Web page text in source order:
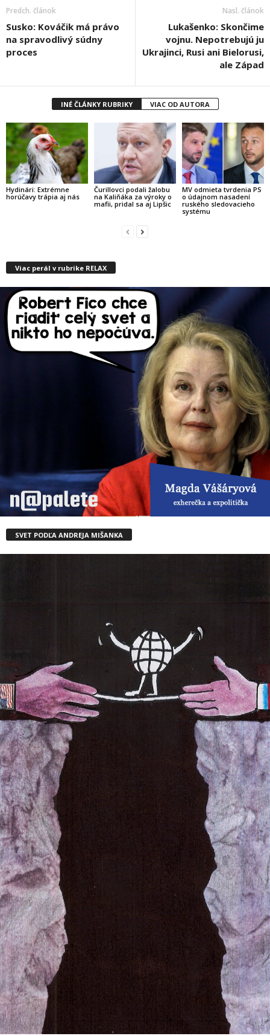
Predch. článok
Susko: Kováčik má právo
na spravodlivý súdny
proces
Nasl. článok
Lukašenko: Skončime
vojnu. Nepotrebujú ju
Ukrajinci, Rusi ani Bielorusi,
ale Západ
INÉ ČLÁNKY RUBRIKY VIAC OD AUTORA
Hydinári: Extrémne
horúčavy trápia aj nás
Čurillovci podali žalobu
na Kaliňáka za výroky o
mafii, pridal sa aj Lipšic
MV odmieta tvrdenia PS
o údajnom nasadení
ruského sledovacieho
systému
Viac perál v rubrike RELAX
SVET PODĽA ANDREJA MIŠANKA